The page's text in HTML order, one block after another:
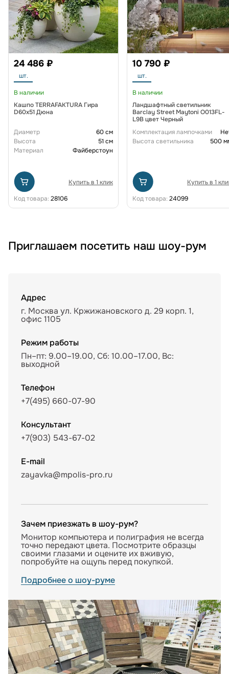
24 486 ₽
шт.
В наличии
Кашпо TERRAFAKTURA Гира
D60х51 Дюна
Диаметр
60 см
Высота
51 см
Материал
Файберстоун
Купить в 1 клик
Код товара: 28106
10 790 ₽
шт.
В наличии
Ландшафтный светильник
Barclay Street Maytoni O013FL-
L9B цвет Черный
Комплектация лампочками
Высота светильника
500
Купить в 1
Код товара: 24099
Приглашаем посетить наш шоу-рум
Адрес
г. Москва ул. Кржижановского д. 29 корп. 1,
офис 1105
Режим работы
Пн–пт: 9.00–19.00, Сб: 10.00–17.00, Вс:
выходной
Телефон
+7(495) 660-07-90
Консультант
+7(903) 543-67-02
E-mail
zayavka@mpolis-pro.ru
Зачем приезжать в шоу-рум?
Монитор компьютера и полиграфия не всегда
точно передают цвета. Посмотрите образцы
своими глазами и оцените их вживую,
попробуйте на ощупь перед покупкой.
Подробнее о шоу-руме